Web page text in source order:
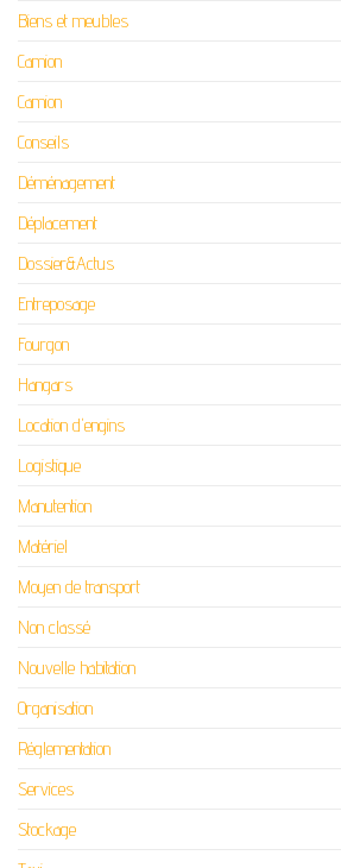
Biens et meubles
Camion
Camion
Conseils
Déménagement
Déplacement
Dossier&Actus
Entreposage
Fourgon
Hangars
Location d'engins
Logistique
Manutention
Matériel
Moyen de transport
Non classé
Nouvelle habitation
Organisation
Réglementation
Services
Stockage